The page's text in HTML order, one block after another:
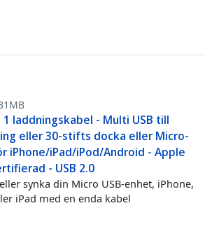
1 laddningskabel - Multi USB till
eller 30-stifts docka eller Micro-
iPhone/iPad/iPod/Android - Apple
- USB 2.0
synka din Micro USB-enhet, iPhone,
iPad med en enda kabel